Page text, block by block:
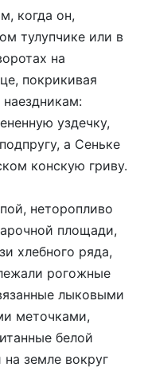
когда он,
тулупчике или в
на
покрикивая
уздечку,
а Сеньке
конскую гриву.
неторопливо
площади,
хлебного ряда,
рогожные
лыковыми
меточками,
белой
земле вокруг